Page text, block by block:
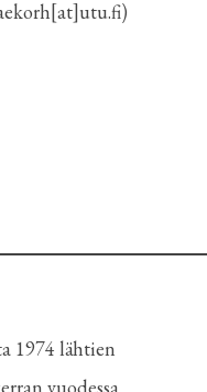
1974 lähtien